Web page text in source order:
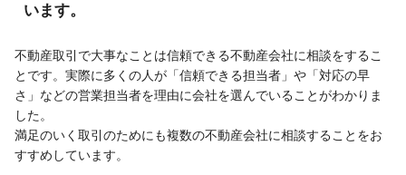
います。
不動産取引で大事なことは信頼できる不動産会社に相談をするこ
とです。実際に多くの人が「信頼できる担当者」や「対応の早
さ」などの営業担当者を理由に会社を選んでいることがわかりま
した。
満足のいく取引のためにも複数の不動産会社に相談することをお
すすめしています。